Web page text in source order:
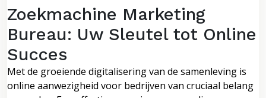
Zoekmachine Marketing
Bureau: Uw Sleutel tot Online
Succes
Met de groeiende digitalisering van de samenleving is
online aanwezigheid voor bedrijven van cruciaal belang